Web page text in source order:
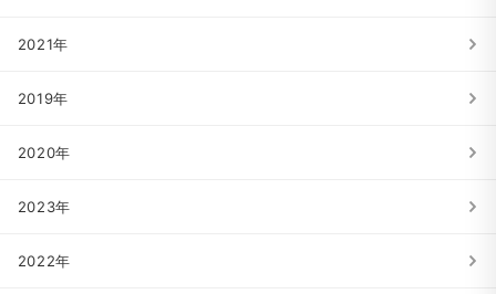
2021年
2019年
2020年
2023年
2022年